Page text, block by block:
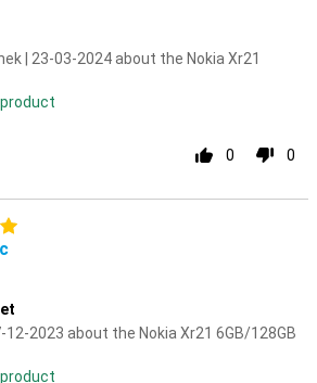
| 23-03-2024 about the Nokia Xr21
0 0
2023 about the Nokia Xr21 6GB/128GB